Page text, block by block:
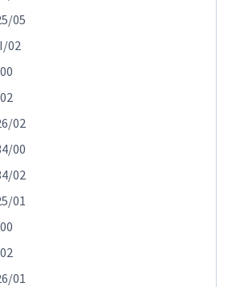
05
02
02
00
02
01
01